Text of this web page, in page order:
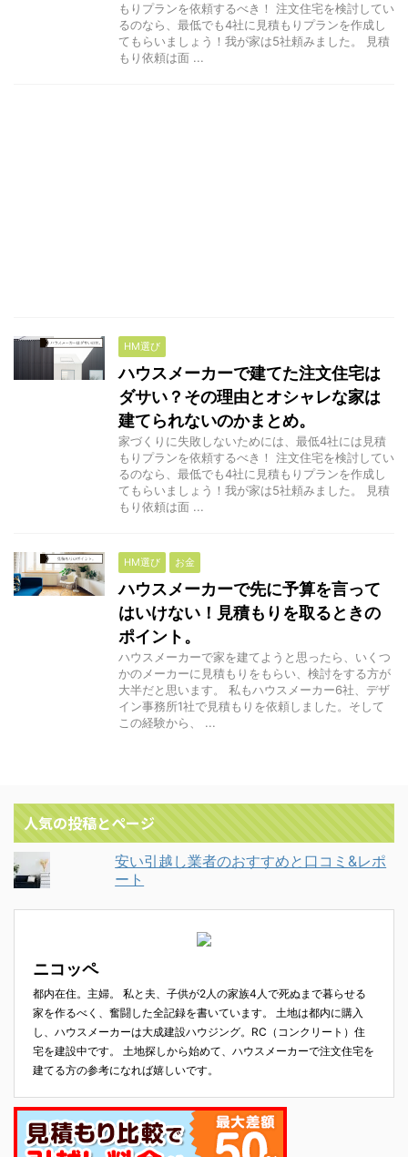
もりプランを依頼するべき！ 注文住宅を検討してい
るのなら、最低でも4社に見積もりプランを作成し
てもらいましょう！我が家は5社頼みました。 見積
もり依頼は面 ...
HM選び
ハウスメーカーで建てた注文住宅は
ダサい？その理由とオシャレな家は
建てられないのかまとめ。
家づくりに失敗しないためには、最低4社には見積
もりプランを依頼するべき！ 注文住宅を検討してい
るのなら、最低でも4社に見積もりプランを作成し
てもらいましょう！我が家は5社頼みました。 見積
もり依頼は面 ...
HM選び お金
ハウスメーカーで先に予算を言って
はいけない！見積もりを取るときの
ポイント。
ハウスメーカーで家を建てようと思ったら、いくつ
かのメーカーに見積もりをもらい、検討をする方が
大半だと思います。 私もハウスメーカー6社、デザ
イン事務所1社で見積もりを依頼しました。そして
この経験から、 ...
人気の投稿とページ
安い引越し業者のおすすめと口コミ&レポ
ート
ニコッペ
都内在住。主婦。 私と夫、子供が2人の家族4人で死ぬまで暮らせる
家を作るべく、奮闘した全記録を書いています。 土地は都内に購入
し、ハウスメーカーは大成建設ハウジング。RC（コンクリート）住
宅を建設中です。 土地探しから始めて、ハウスメーカーで注文住宅を
建てる方の参考になれば嬉しいです。